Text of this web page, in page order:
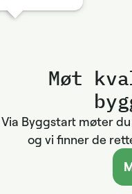
Møt
Via Byggstart møter
og vi finner de